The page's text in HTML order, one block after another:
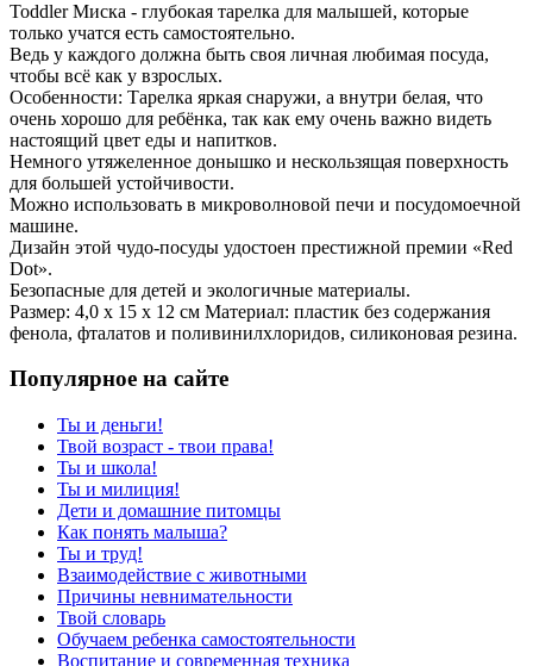
Toddler Миска - глубокая тарелка для малышей, которые
только учатся есть самостоятельно.
Ведь у каждого должна быть своя личная любимая посуда,
чтобы всё как у взрослых.
Особенности: Тарелка яркая снаружи, а внутри белая, что
очень хорошо для ребёнка, так как ему очень важно видеть
настоящий цвет еды и напитков.
Немного утяжеленное донышко и нескользящая поверхность
для большей устойчивости.
Можно использовать в микроволновой печи и посудомоечной
машине.
Дизайн этой чудо-посуды удостоен престижной премии «Red
Dot».
Безопасные для детей и экологичные материалы.
Размер: 4,0 х 15 х 12 см Материал: пластик без содержания
фенола, фталатов и поливинилхлоридов, силиконовая резина.
Популярное на сайте
Ты и деньги!
Твой возраст - твои права!
Ты и школа!
Ты и милиция!
Дети и домашние питомцы
Как понять малыша?
Ты и труд!
Взаимодействие с животными
Причины невнимательности
Твой словарь
Обучаем ребенка самостоятельности
Воспитание и современная техника